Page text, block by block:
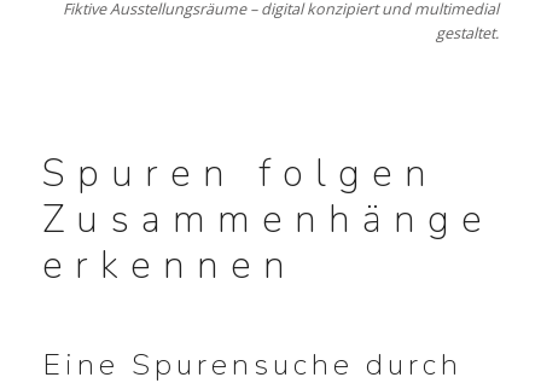
FESTSPIELE AB 1951
NACHKLANG 2026
Fiktive Ausstellungsräume – digital konzipiert und multimedial
gestaltet.
Spuren folgen
Zusammenhänge
erkennen
Eine Spurensuche durch